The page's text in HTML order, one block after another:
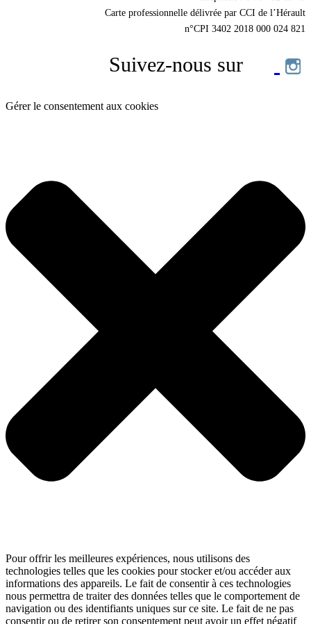
Carte professionnelle délivrée par CCI de l’Hérault
n°CPI 3402 2018 000 024 821
Suivez-nous sur
Gérer le consentement aux cookies
Pour offrir les meilleures expériences, nous utilisons des
technologies telles que les cookies pour stocker et/ou accéder aux
informations des appareils. Le fait de consentir à ces technologies
nous permettra de traiter des données telles que le comportement de
navigation ou des identifiants uniques sur ce site. Le fait de ne pas
consentir ou de retirer son consentement peut avoir un effet négatif